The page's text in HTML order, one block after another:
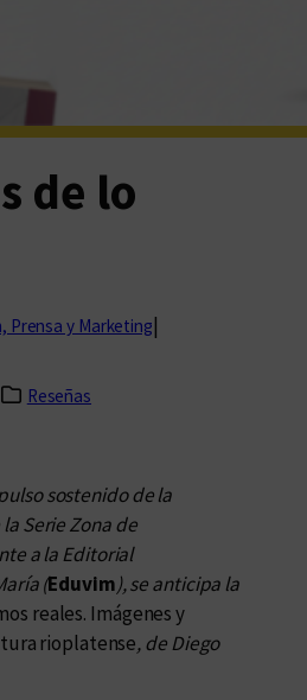
de lo
Prensa y Marketing|
Reseñas
sostenido de la
Serie Zona de
a la Editorial
(Eduvim), se anticipa la
reales. Imágenes y
rioplatense, de Diego